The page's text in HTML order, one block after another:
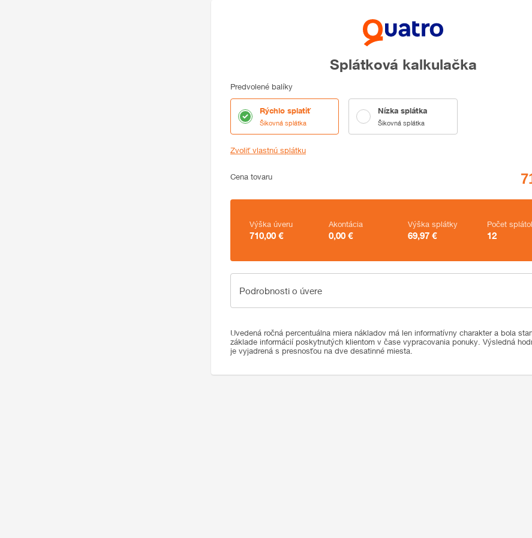
Splátková kalkulačka
Predvolené balíky
Rýchlo splatiť
Šikovná splátka
Nízka splátka
Šikovná splátka
Zvoliť vlastnú splátku
Cena
Cena tovaru
Zhrnutie
Výška úveru
710,00 €
Akontácia
0,00 €
Výška splátky
69,97 €
Počet
12
Podrobnosti o úvere
Podrobnosti o úvere
Uvedená ročná percentuálna miera nákladov má len informatívny charakter a bola
základe informácií poskytnutých klientom v čase vypracovania ponuky. Výsledná
je vyjadrená s presnosťou na dve desatinné miesta.